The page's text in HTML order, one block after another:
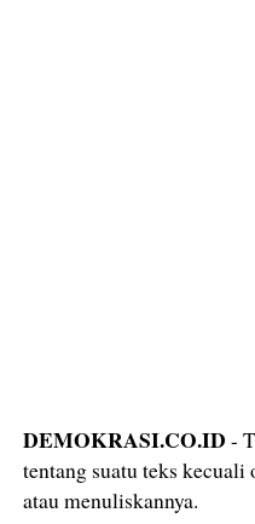
DEMOKRASI.CO.ID -
tentang suatu teks kecuali
atau menuliskannya.